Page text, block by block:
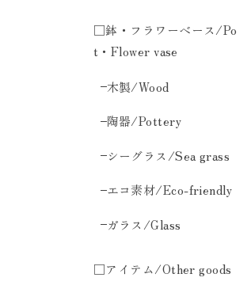
□鉢・フラワーベース/Po
t・Flower vase
木製/Wood
陶器/Pottery
シーグラス/Sea grass
エコ素材/Eco-friendly
ガラス/Glass
□アイテム/Other goods